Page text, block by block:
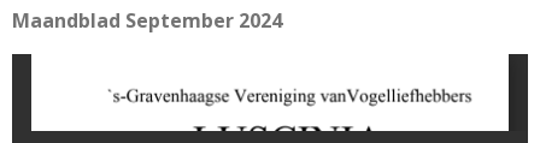
Maandblad September 2024